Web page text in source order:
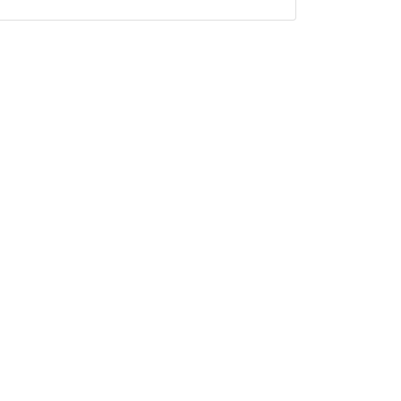
Т. 1. 656 с.
Упорядники Ростислав
Т.3. 656 с.
Основи української
Київ: Либідь, 1998. С. 7–26.
аспект. Дисертація на
література». Дрогобич-Львів,
студії. 2016. Вип. 20.
(голова), М. П. Бондар
(голова),
Жулинський (голова),